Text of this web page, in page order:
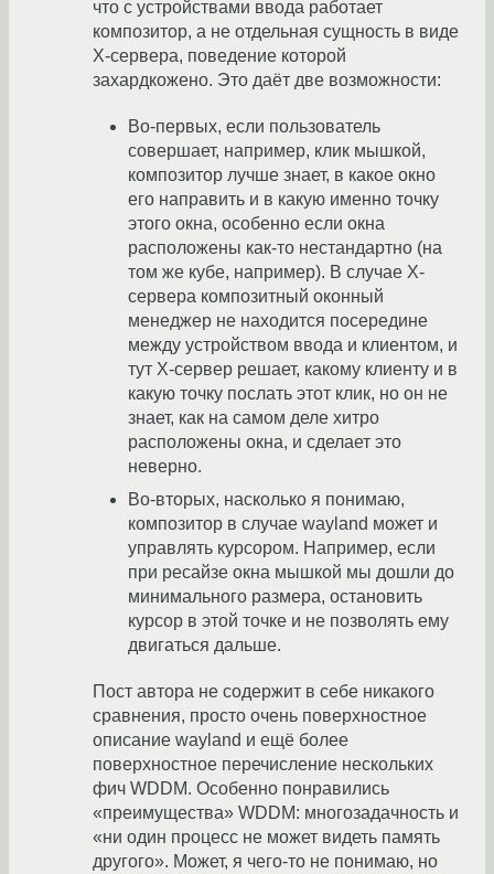
что с устройствами ввода работает
композитор, а не отдельная сущность в виде
X-сервера, поведение которой
захардкожено. Это даёт две возможности:
Во-первых, если пользователь
совершает, например, клик мышкой,
композитор лучше знает, в какое окно
его направить и в какую именно точку
этого окна, особенно если окна
расположены как-то нестандартно (на
том же кубе, например). В случае X-
сервера композитный оконный
менеджер не находится посередине
между устройством ввода и клиентом, и
тут X-сервер решает, какому клиенту и в
какую точку послать этот клик, но он не
знает, как на самом деле хитро
расположены окна, и сделает это
неверно.
Во-вторых, насколько я понимаю,
композитор в случае wayland может и
управлять курсором. Например, если
при ресайзе окна мышкой мы дошли до
минимального размера, остановить
курсор в этой точке и не позволять ему
двигаться дальше.
Пост автора не содержит в себе никакого
сравнения, просто очень поверхностное
описание wayland и ещё более
поверхностное перечисление нескольких
фич WDDM. Особенно понравились
«преимущества» WDDM: многозадачность и
«ни один процесс не может видеть память
другого». Может, я чего-то не понимаю, но